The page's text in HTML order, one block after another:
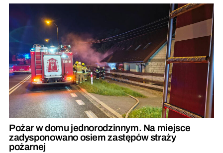
Pożar w domu jednorodzinnym. Na miejsce
zadysponowano osiem zastępów straży
pożarnej